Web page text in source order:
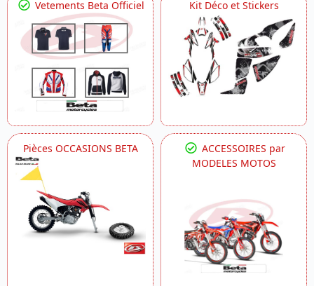
Vetements Beta Officiel Kit Déco et Stickers
Pièces OCCASIONS BETA
ACCESSOIRES par
MODELES MOTOS